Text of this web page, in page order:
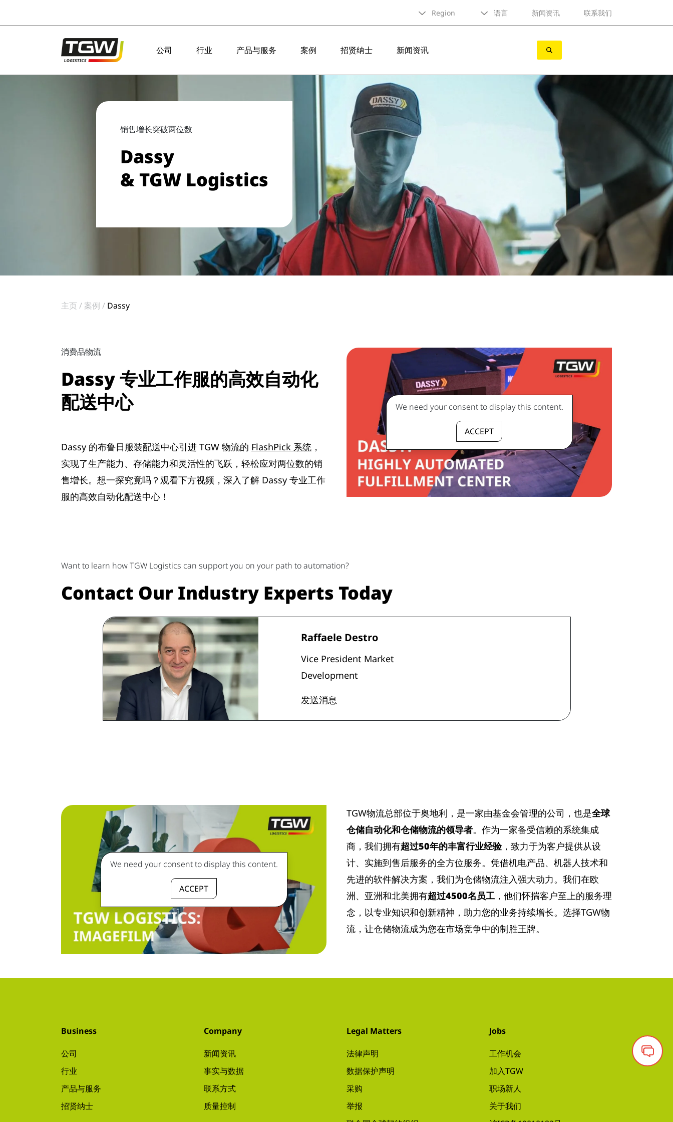
Region 语言 新闻资讯 联系我们
公司 行业 产品与服务 案例 招贤纳士 新闻资讯
销售增长突破两位数
Dassy
& TGW Logistics
主页 案例 Dassy
消费品物流
Dassy 专业工作服的高效自动化
配送中心
Dassy 的布鲁日服装配送中心引进 TGW 物流的 FlashPick 系统 ，
实现了生产能力、存储能力和灵活性的飞跃，轻松应对两位数的销
售增长。想一探究竟吗？观看下方视频，深入了解 Dassy 专业工作
服的高效自动化配送中心！
We need your consent to display this content.
ACCEPT
Want to learn how TGW Logistics can support you on your path to automation?
Contact Our Industry Experts Today
Raffaele Destro
Vice President Market
Development
发送消息
We need your consent to display this content.
ACCEPT
TGW物流总部位于奥地利，是一家由基金会管理的公司，也是全球
仓储自动化和仓储物流的领导者。作为一家备受信赖的系统集成
商，我们拥有超过50年的丰富行业经验，致力于为客户提供从设
计、实施到售后服务的全方位服务。凭借机电产品、机器人技术和
先进的软件解决方案，我们为仓储物流注入强大动力。我们在欧
洲、亚洲和北美拥有超过4500名员工 ，他们怀揣客户至上的服务理
念，以专业知识和创新精神，助力您的业务持续增长。选择TGW物
流，让仓储物流成为您在市场竞争中的制胜王牌。
Business
公司
行业
产品与服务
招贤纳士
Company
新闻资讯
事实与数据
联系方式
质量控制
Legal Matters
法律声明
数据保护声明
采购
举报
Jobs
工作机会
加入TGW
职场新人
关于我们